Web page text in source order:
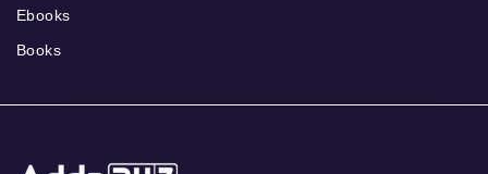
Ebooks
Books